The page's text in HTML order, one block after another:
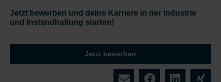
Jetzt bewerben und deine Karriere in der Industrie
und Instandhaltung starten!
Jetzt bewerben